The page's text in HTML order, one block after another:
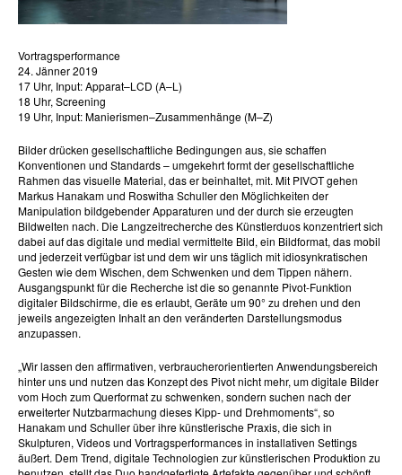
Vortragsperformance
24. Jänner 2019
17 Uhr, Input: Apparat–LCD (A–L)
18 Uhr, Screening
19 Uhr, Input: Manierismen–Zusammenhänge (M–Z)
Bilder drücken gesellschaftliche Bedingungen aus, sie schaffen
Konventionen und Standards – umgekehrt formt der gesellschaftliche
Rahmen das visuelle Material, das er beinhaltet, mit. Mit PIVOT gehen
Markus Hanakam und Roswitha Schuller den Möglichkeiten der
Manipulation bildgebender Apparaturen und der durch sie erzeugten
Bildwelten nach. Die Langzeitrecherche des Künstlerduos konzentriert sich
dabei auf das digitale und medial vermittelte Bild, ein Bildformat, das mobil
und jederzeit verfügbar ist und dem wir uns täglich mit idiosynkratischen
Gesten wie dem Wischen, dem Schwenken und dem Tippen nähern.
Ausgangspunkt für die Recherche ist die so genannte Pivot-Funktion
digitaler Bildschirme, die es erlaubt, Geräte um 90° zu drehen und den
jeweils angezeigten Inhalt an den veränderten Darstellungsmodus
anzupassen.
„Wir lassen den affirmativen, verbraucherorientierten Anwendungsbereich
hinter uns und nutzen das Konzept des Pivot nicht mehr, um digitale Bilder
vom Hoch zum Querformat zu schwenken, sondern suchen nach der
erweiterter Nutzbarmachung dieses Kipp- und Drehmoments“, so
Hanakam und Schuller über ihre künstlerische Praxis, die sich in
Skulpturen, Videos und Vortragsperformances in installativen Settings
äußert. Dem Trend, digitale Technologien zur künstlerischen Produktion zu